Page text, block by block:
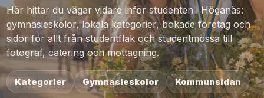
Här hittar du vägar vidare inför studenten i Höganäs:
gymnasieskolor, lokala kategorier, bokade företag och
sidor för allt från studentflak och studentmössa till
fotograf, catering och mottagning.
Kategorier Gymnasieskolor Kommunsidan